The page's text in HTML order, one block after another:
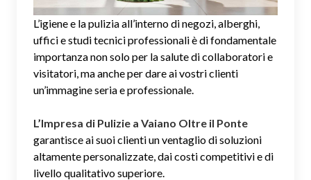
L’igiene e la pulizia all’interno di negozi, alberghi,
uffici e studi tecnici professionali è di fondamentale
importanza non solo per la salute di collaboratori e
visitatori, ma anche per dare ai vostri clienti
un’immagine seria e professionale.
L’Impresa di Pulizie a Vaiano Oltre il Ponte
garantisce ai suoi clienti un ventaglio di soluzioni
altamente personalizzate, dai costi competitivi e di
livello qualitativo superiore.